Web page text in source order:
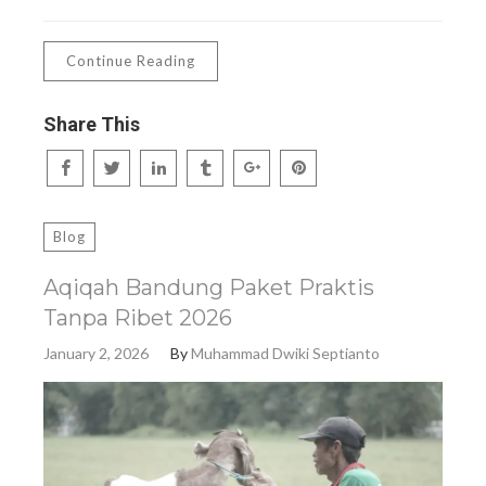
Continue Reading
Share This
Blog
Aqiqah Bandung Paket Praktis
Tanpa Ribet 2026
January 2, 2026 ByMuhammad Dwiki Septianto